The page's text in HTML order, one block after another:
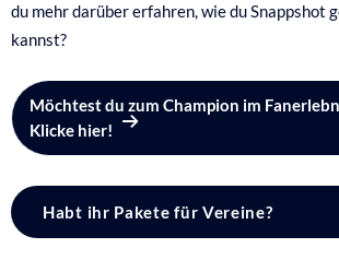
du mehr darüber erfahren, wie du Snappshot
kannst?
Möchtest du zum Champion im
Klicke hier!
Habt ihr Pakete für Vereine?